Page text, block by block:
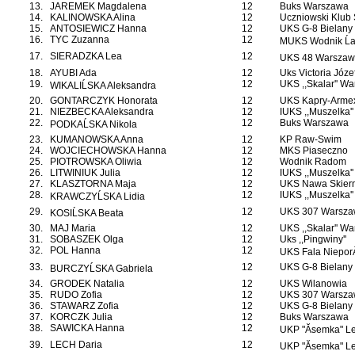
13. JAREMEK Magdalena 12
Buks Warszawa
14.
KALINOWSKA Alina 12
Uczniowski Klub
15.
ANTOSIEWICZ Hanna 12
UKS G-8
16.
TYC Zuzanna 12
MUKS Wodnik
17.
SIERADZKA Lea 12
UKS 48
18.
AYUBI Ada 12
Uks Victoria
19.
WIKALIĹSKA Aleksandra 12
UKS ,,Skalar''
20.
GONTARCZYK Honorata 12
UKS Kapry-
21.
NIEZBECKA Aleksandra 12
IUKS
22.
PODKAĹSKA Nikola 12
Buks Warszawa
23.
KUMANOWSKA Anna 12
KP Raw-Swim
24.
WOJCIECHOWSKA Hanna 12
MKS Piaseczno
25.
PIOTROWSKA Oliwia 12
Wodnik Radom
26.
LITWINIUK Julia 12
IUKS
27.
KLASZTORNA Maja 12
UKS Nawa
28.
KRAWCZYĹSKA Lidia 12
IUKS
29.
KOSIĹSKA Beata 12
UKS 307
30.
MAJ Maria 12
UKS ,,Skalar''
31.
SOBASZEK Olga 12
Uks ,,Pingwiny''
32.
POL Hanna 12
UKS Fala
33.
BURCZYĹSKA Gabriela 12
UKS G-8
34.
GRODEK Natalia 12
UKS Wilanowia
35.
RUDO Zofia 12
UKS 307
36.
STAWARZ Zofia 12
UKS G-8
37.
KORCZK Julia 12
Buks Warszawa
38.
SAWICKA Hanna 12
UKP "Ăsemka"
39.
LECH Daria 12 UKP "Ăsemka"